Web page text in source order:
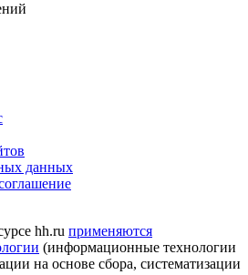
данных
hh.ru применяются
(информационные технологии
на основе сбора, систематизации